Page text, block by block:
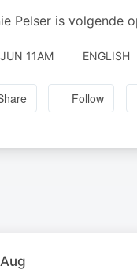
Pelser is volgende
11AM ENGLISH
Follow